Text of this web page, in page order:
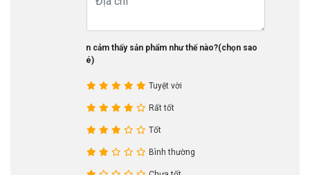
Bạn cảm thấy sản phẩm như thế nào?(chọn sao
nhé)
Tuyệt vời
Rất tốt
Tốt
Bình thường